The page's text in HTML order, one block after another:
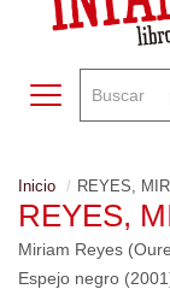
Toggle
Inicio REYES,
REYES,
Miriam Reyes
Espejo negro